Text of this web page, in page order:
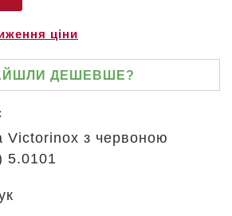
ціни
ДЕШЕВШЕ?
Victorinox з червоною
5.0101